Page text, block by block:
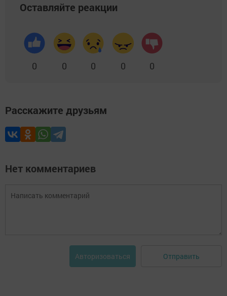
Оставляйте реакции
0 0 0 0 0
Расскажите друзьям
Нет комментариев
Авторизоваться Отправить